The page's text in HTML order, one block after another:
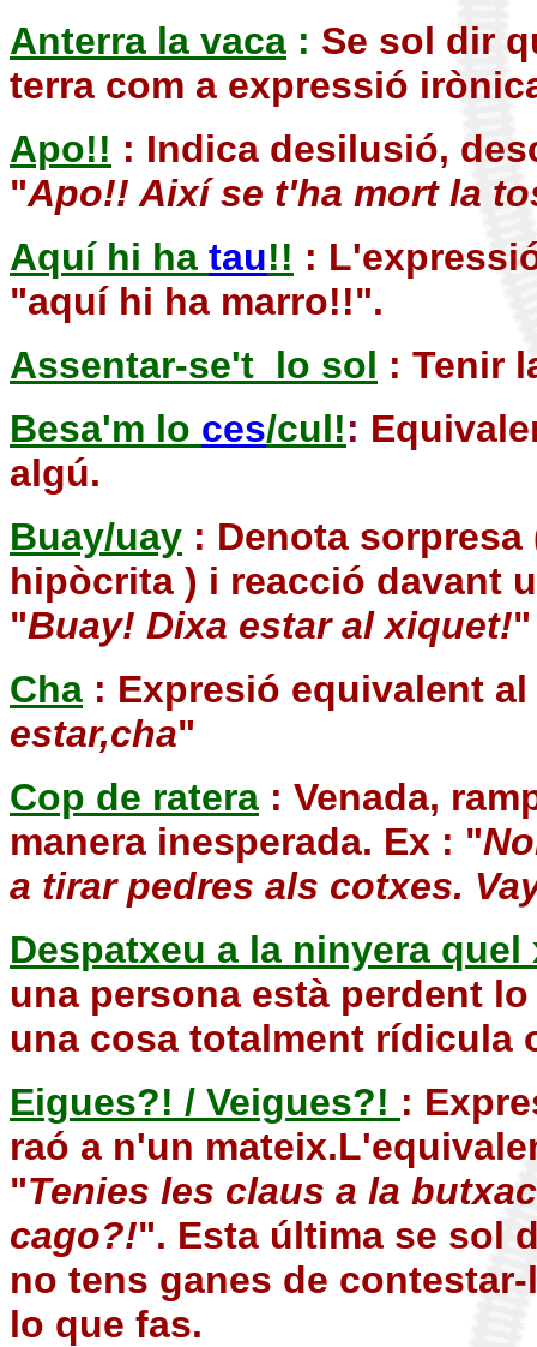
Anterra la vaca : Se sol dir
terra com a expressió
Apo!! : Indica desilusió,
"Apo!! Així se t'ha mort la
Aquí hi ha tau!! :
"aquí hi ha marro!!".
Assentar-se't lo sol : Tenir
Besa'm lo ces/cul!:
algú.
Buay/uay : Denota
hipòcrita ) i reacció davant
"Buay! Dixa estar al xiquet!
Cha : Expresió equivalent
estar,cha"
Cop de ratera : Venada,
manera inesperada. Ex : "
a tirar pedres als cotxes.
Despatxeu a la ninyera
una persona està perdent
una cosa totalment rídicula
Eigues?! / Veigues?! :
raó a n'un
"Tenies les claus a la
cago?!". Esta última se sol
no tens ganes de
lo que fas.